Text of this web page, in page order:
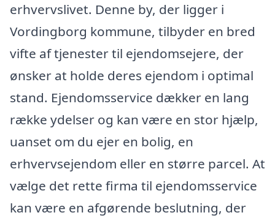
erhvervslivet. Denne by, der ligger i
Vordingborg kommune, tilbyder en bred
vifte af tjenester til ejendomsejere, der
ønsker at holde deres ejendom i optimal
stand. Ejendomsservice dækker en lang
række ydelser og kan være en stor hjælp,
uanset om du ejer en bolig, en
erhvervsejendom eller en større parcel. At
vælge det rette firma til ejendomsservice
kan være en afgørende beslutning, der